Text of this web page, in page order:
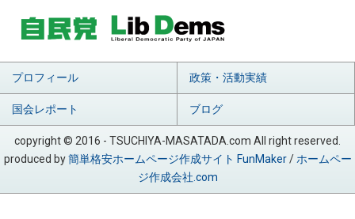
プロフィール 政策・活動実績
国会レポート ブログ
copyright © 2016 - TSUCHIYA-MASATADA.com All right reserved.
produced by簡単格安ホームページ作成サイト FunMaker/ ホームペー
ジ作成会社.com